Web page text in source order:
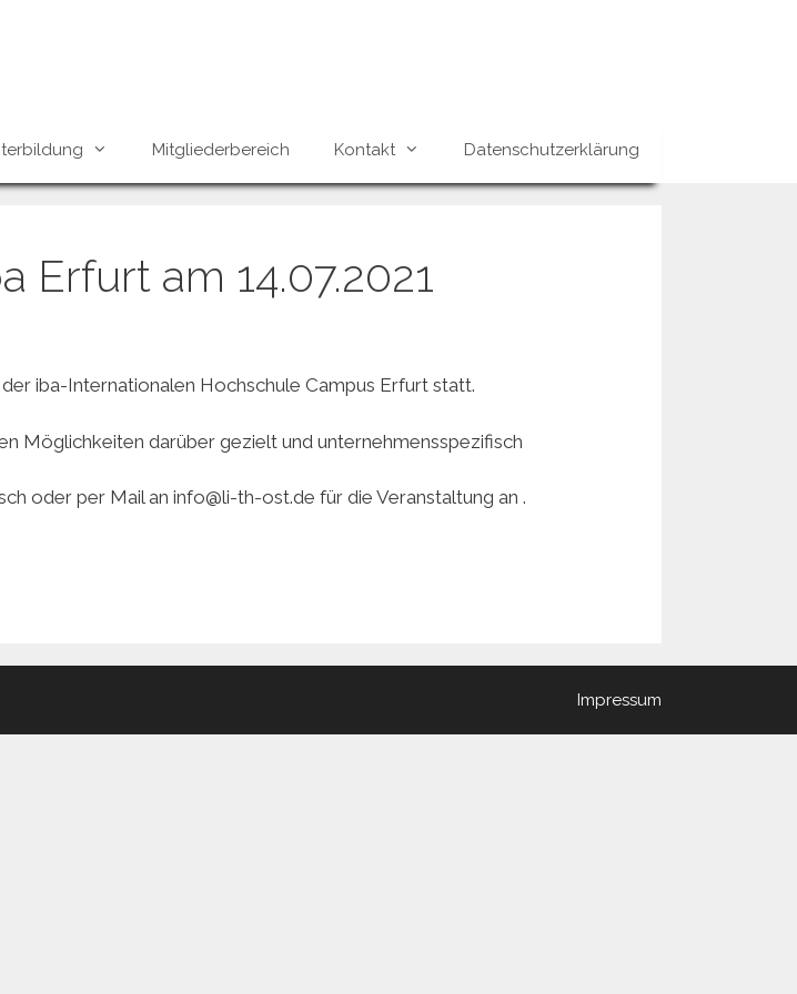
Mitgliederbereich Kontakt Datenschutzerklärung
Erfurt am 14.07.2021
iba-Internationalen Hochschule Campus Erfurt statt.
Möglichkeiten darüber gezielt und unternehmensspezifisch
oder per Mail an info@li-th-ost.de für die Veranstaltung an .
Impressum